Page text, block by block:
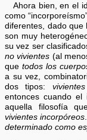
Ahora bien, en el
como
diferentes, dado que
son muy
su vez ser
no vivientes (al
quetodos los
a su vez,
dos tipos:
entonces cuando el
aquella filosofía
vivientes incorpóreos
determinado como